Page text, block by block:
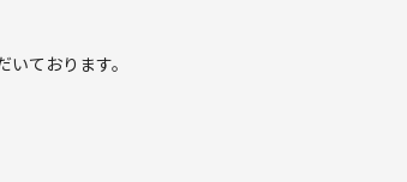
ております。